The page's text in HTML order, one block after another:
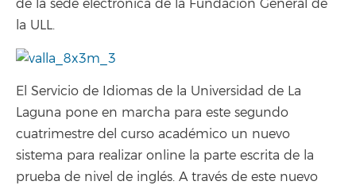
de la sede electrónica de la Fundación General de
la ULL.
El Servicio de Idiomas de la Universidad de La
Laguna pone en marcha para este segundo
cuatrimestre del curso académico un nuevo
sistema para realizar online la parte escrita de la
prueba de nivel de inglés. A través de este nuevo